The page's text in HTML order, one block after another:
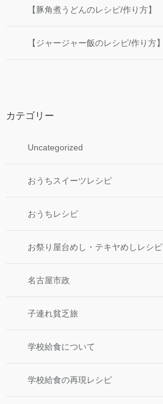
【豚角煮うどんのレシピ/作り方】
【ジャージャー飯のレシピ/作り方】
カテゴリー
Uncategorized
おうちスイーツレシピ
おうちレシピ
お祭り屋台めし・テキヤめしレシピ
名古屋市政
子連れ貧乏旅
学校給食について
学校給食の再現レシピ